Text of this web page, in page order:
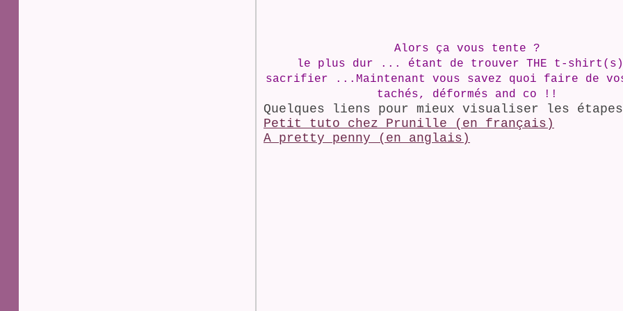
Alors ça vous tente ?
le plus dur ... étant de trouver THE t-
sacrifier ...Maintenant vous savez quoi faire de
tachés, déformés and co !!
Quelques liens pour mieux visualiser les
Petit tuto chez Prunille (en français)
A pretty penny (en anglais)